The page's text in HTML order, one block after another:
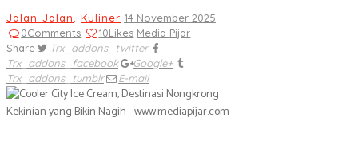
Jalan-Jalan Kuliner 14 November 2025
0Comments 10Likes Media Pijar
Share
Trx_addons_twitter
Trx_addons_facebook
Google+
Trx_addons_tumblr
E-mail